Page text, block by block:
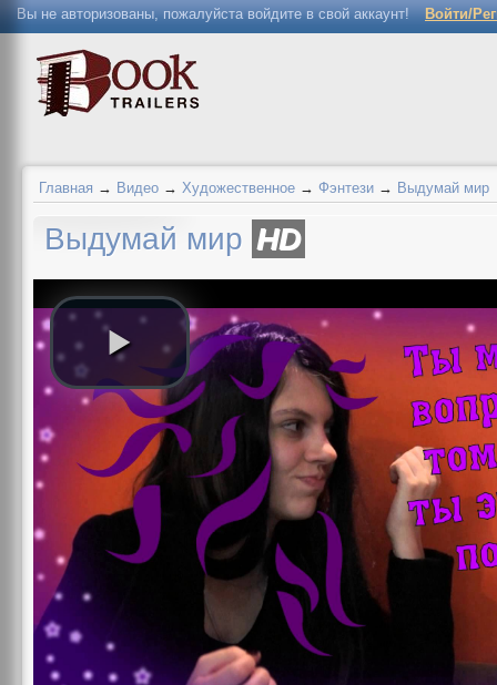
Вы не авторизованы, пожалуйста войдите в свой аккаунт! Войти/
Главная → Видео → Художественное → Фэнтези → Выдумай мир
Выдумай мир HD